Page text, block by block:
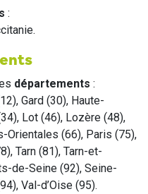
:
départements :
Gard (30), Haute-
Lot (46), Lozère (48),
Orientales (66), Paris (75),
Tarn (81), Tarn-et-
de-Seine (92), Seine-
Val-d’Oise (95).